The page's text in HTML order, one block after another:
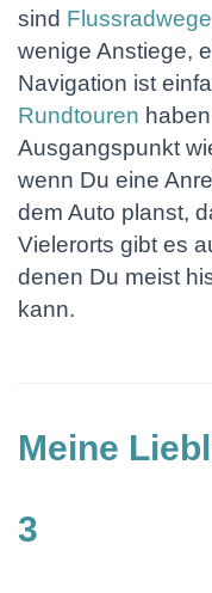
sind Flussradwege
wenige Anstiege,
Navigation ist
Rundtouren
Ausgangspunkt
wenn Du eine
dem Auto planst,
Vielerorts gibt es
denen Du meist
kann.
Meine
3